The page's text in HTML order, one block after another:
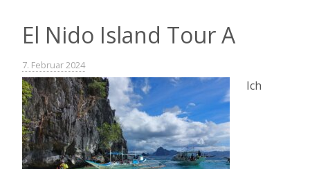
El Nido Island Tour A
7. Februar 2024
Ich